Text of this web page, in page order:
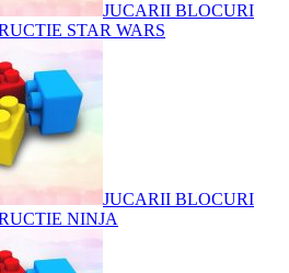
JUCARII BLOCURI
STAR WARS
JUCARII BLOCURI
NINJA